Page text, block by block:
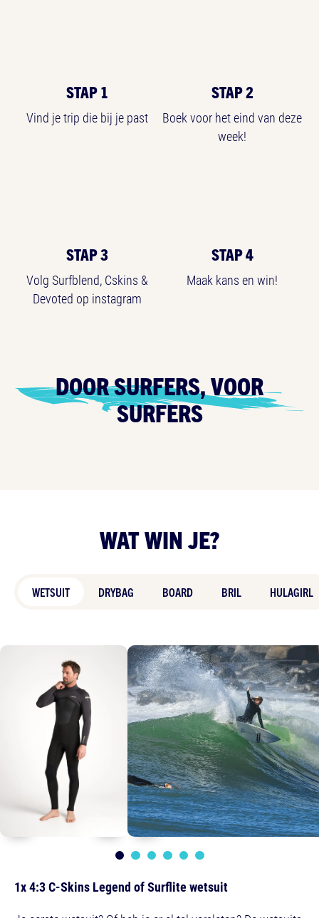
STAP 1
Vind je trip die bij je past
STAP 2
Boek voor het eind van deze
week!
STAP 3
Volg Surfblend, Cskins &
Devoted op instagram
STAP 4
Maak kans en win!
DOOR SURFERS, VOOR
SURFERS
WAT WIN JE?
WETSUIT DRYBAG BOARD BRIL HULAGIRL
1x 4:3 C-Skins Legend of Surflite wetsuit